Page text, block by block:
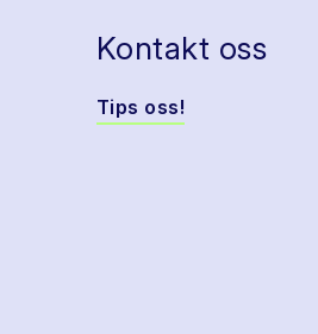
Kontakt oss
Tips oss!